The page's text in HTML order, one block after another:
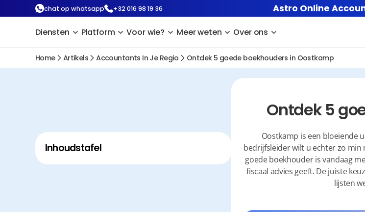
chat op whatsapp +32 016 98 19 36 Astro Online
Diensten Platform Voor wie? Meer weten Over ons
Home Artikels Accountants In Je Regio Ontdek 5 goede boekhouders in Oostkamp
Inhoudstafel
Ontdek 5
Oostkamp is een bloeiende
bedrijfsleider wilt u echter zo min
goede boekhouder is vandaag
fiscaal advies geeft. De juiste
lijsten